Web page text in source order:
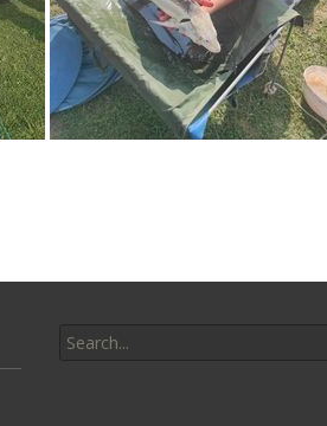
for: